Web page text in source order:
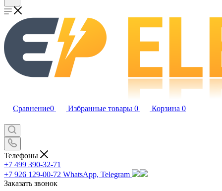
Сравнение0 Избранные товары 0 Корзина 0
Телефоны
+7 499 390-32-71
+7 926 129-00-72 WhatsApp, Telegram
Заказать звонок